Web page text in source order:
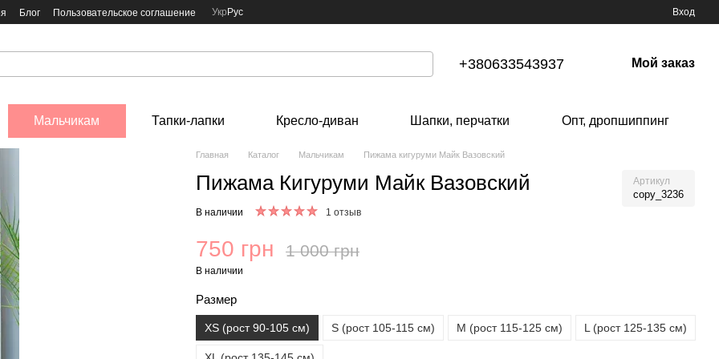
Блог Пользовательское соглашение Укр Рус Вход
+380633543937 Мой заказ
Мальчикам Тапки-лапки Кресло-диван Шапки, перчатки Опт, дропшиппинг
Главная Каталог Мальчикам Пижама кигуруми Майк Вазовский
Пижама Кигуруми Майк Вазовский Артикул
copy_3236
В наличии 1 отзыв
750 грн 1 000 грн
В наличии
Размер
ХS (рост 90-105 см) S (рост 105-115 см) М (рост 115-125 см) L (рост 125-135 см)